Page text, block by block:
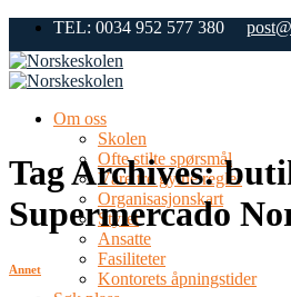
Skip
content
TEL: 0034 952 577 380
Om oss
Skolen
Ofte stilte spørsmål
Våre tre gylne regler
Organisasjonskart
Styret
Ansatte
Fasiliteter
Kontorets åpningstider
Tag Archives:
Supermercado
Annet